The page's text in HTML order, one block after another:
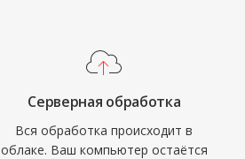
Серверная обработка
Вся обработка происходит в
облаке. Ваш компьютер остаётся